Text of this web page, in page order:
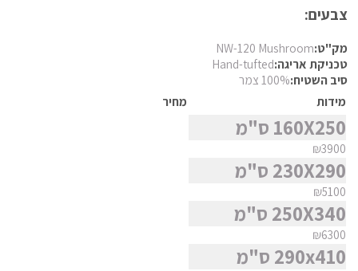
חומר
פרסי מוד
פרסי סנה
פרסי קום
פרסי קוצ'אן
פרסי קשאן
פרסי קשקאי
צבעים:
מק"ט:NW-120 Mushroom
טכניקת אריגה:Hand-tufted
סיב השטיח:100% צמר
מידות
מחיר
160X250 ס"מ
₪3900
230X290 ס"מ
₪5100
250X340 ס"מ
₪6300
290x410 ס"מ